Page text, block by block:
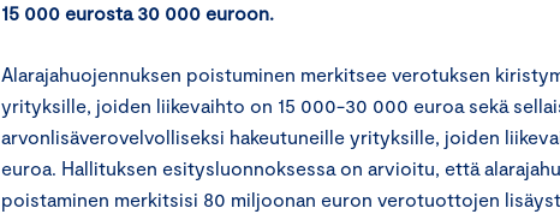
15 000 eurosta 30 000 euroon.
Alarajahuojennuksen poistuminen merkitsee verotuksen
yrityksille, joiden liikevaihto on 15 000-30 000 euroa sekä
arvonlisäverovelvolliseksi hakeutuneille yrityksille, joiden
euroa. Hallituksen esitysluonnoksessa on arvioitu, että
poistaminen merkitsisi 80 miljoonan euron verotuottojen